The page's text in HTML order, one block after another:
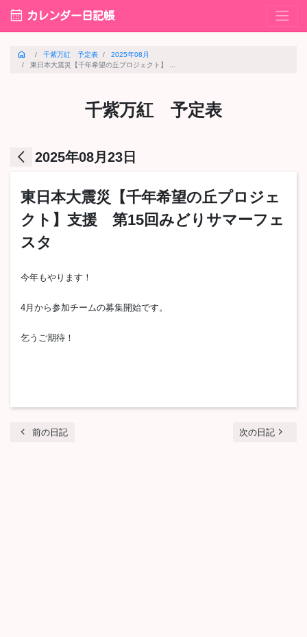
calendar_month カレンダー日記帳
home 千紫万紅 予定表
2025年08月
東日本大震災【千年希望の丘プロジェクト】 ...
千紫万紅 予定表
arrow_back_ios 2025年08月23日
東日本大震災【千年希望の丘プロジェ
クト】支援 第15回みどりサマーフェ
スタ
今年もやります！
4月から参加チームの募集開始です。
乞うご期待！
chevron_left 前の日記 次の日記 navigate_next